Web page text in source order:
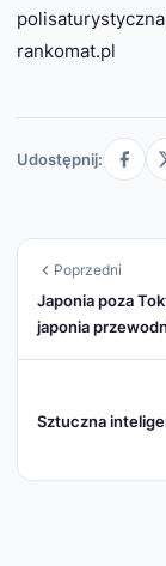
rankomat.pl
Udostępnij:
Poprzedni
Japonia poza
japonia
Sztuczna